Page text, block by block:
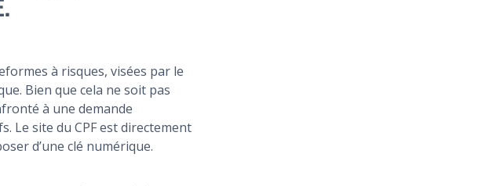
à risques, visées par le
Bien que cela ne soit pas
à une demande
Le site du CPF est directement
d’une clé numérique.